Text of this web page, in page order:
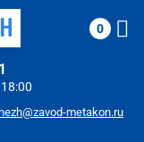
metakon.ru
0